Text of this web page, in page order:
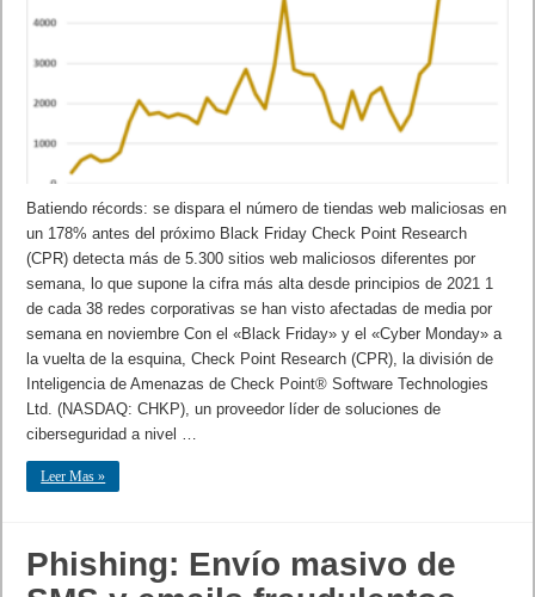
Batiendo récords: se dispara el número de tiendas web maliciosas en
un 178% antes del próximo Black Friday Check Point Research
(CPR) detecta más de 5.300 sitios web maliciosos diferentes por
semana, lo que supone la cifra más alta desde principios de 2021 1
de cada 38 redes corporativas se han visto afectadas de media por
semana en noviembre Con el «Black Friday» y el «Cyber Monday» a
la vuelta de la esquina, Check Point Research (CPR), la división de
Inteligencia de Amenazas de Check Point® Software Technologies
Ltd. (NASDAQ: CHKP), un proveedor líder de soluciones de
ciberseguridad a nivel …
Leer Mas »
Phishing: Envío masivo de